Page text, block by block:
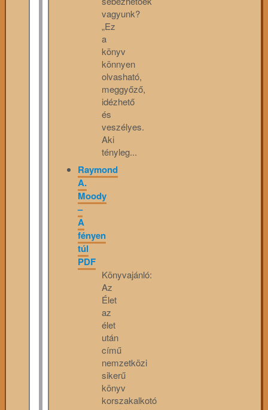
vagyunk?
„Ez
a
könyv
könnyen
olvasható,
meggyőző,
idézhető
és
veszélyes.
Aki
tényleg...
Raymond
A.
Moody
–
A
fényen
túl
PDF
Könyvajánló:
Az
Élet
az
élet
után
című
nemzetközi
sikerű
könyv
korszakalkotó